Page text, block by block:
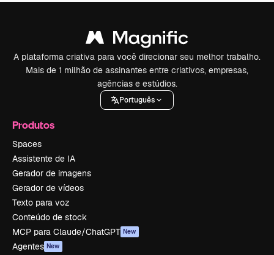
A plataforma criativa para você direcionar seu melhor trabalho.
Mais de 1 milhão de assinantes entre criativos, empresas,
agências e estúdios.
Português
Produtos
Spaces
Assistente de IA
Gerador de imagens
Gerador de vídeos
Texto para voz
Conteúdo de stock
MCP para Claude/ChatGPT New
Agentes New